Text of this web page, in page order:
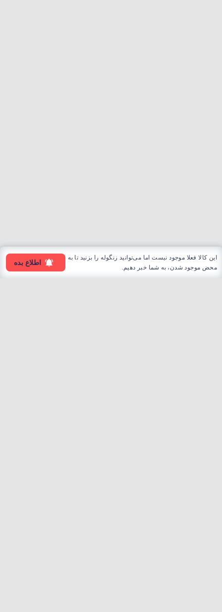
این کالا فعلا موجود نیست اما می‌توانید زنگوله را بزنید تا به
محض موجود شدن، به شما خبر دهیم.
اطلاع بده